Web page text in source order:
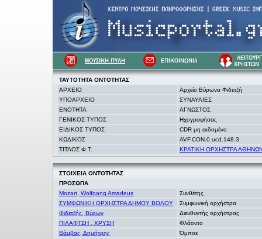
ΤΑΥΤΟΤΗΤΑ ΟΝΤΟΤΗΤΑΣ
ΑΡΧΕΙΟ
Αρχείο Βύρωνα Φιδετζή
ΥΠΟΑΡΧΕΙΟ
ΣΥΝΑΥΛΙΕΣ
ΕΝΟΤΗΤΑ
ΑΓΝΩΣΤΟΣ
ΓΕΝΙΚΟΣ ΤΥΠΟΣ
Ηχογραφήσεις
ΕΙΔΙΚΟΣ ΤΥΠΟΣ
CDR μη εκδομένο
ΚΩΔΙΚΟΣ
AVF.CON.0.ucd.148.3
ΤΙΤΛΟΣ Φ.Τ.
ΚΡΑΤΙΚΗ ΟΡΧΗΣΤΡΑ ΑΘΗΝΩΝ
ΣΤΟΙΧΕΙΑ ΟΝΤΟΤΗΤΑΣ
ΠΡΟΣΩΠΑ
Mozart, Wolfgang Amadeus
Συνθέτης
ΣΥΜΦΩΝΙΚΗ ΟΡΧΗΣΤΡΑ ΔΗΜΟΥ ΒΟΛΟΥ
Συμφωνική ορχήστρα
Φιδετζής, Βύρων
Διευθυντής ορχήστρας
ΠΙΛΑΦΤΣΗ , ΧΡΥΣΗ
Φλάουτο
Βάμβας, Δημήτρης
Όμποε